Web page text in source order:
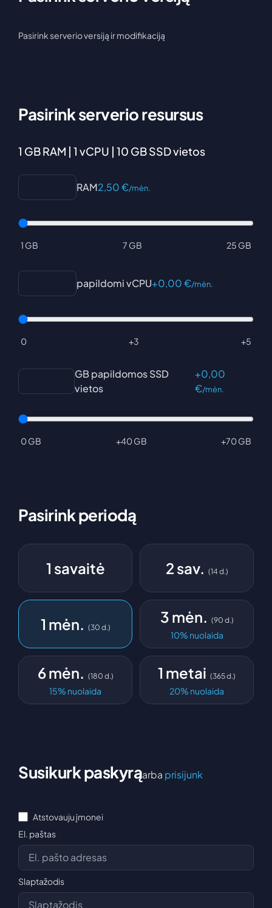
Pasirink serverio versiją ir modifikaciją
Pasirink serverio resursus
1 GB RAM | 1 vCPU | 10 GB SSD vietos
RAM2,50€/mėn.
1 GB 7 GB 25 GB
papildomi vCPU+0,00€/mėn.
0 +3 +5
GB papildomos SSD
vietos
+0,00
€/mėn.
0 GB +40 GB +70 GB
Pasirink periodą
1 savaitė 2 sav. (14 d.)
1 mėn. (30 d.)
3 mėn. (90 d.)
10% nuolaida
6 mėn. (180 d.)
15% nuolaida
1 metai (365d.)
20% nuolaida
Susikurk paskyrąarba prisijunk
Atstovauju įmonei
El. paštas
Slaptažodis